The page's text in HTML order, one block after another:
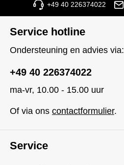
+49 40 226374022
Service hotline
Ondersteuning en advies via:
+49 40 226374022
ma-vr, 10.00 - 15.00 uur
Of via ons contactformulier.
Service